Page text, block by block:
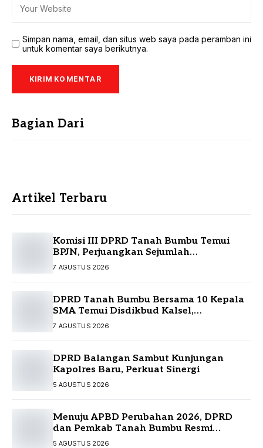
Simpan nama, email, dan situs web saya pada peramban ini
untuk komentar saya berikutnya.
Bagian Dari
Artikel Terbaru
Komisi III DPRD Tanah Bumbu Temui
BPJN, Perjuangkan Sejumlah
Infrastruktur Strategis
7 AGUSTUS 2026
DPRD Tanah Bumbu Bersama 10 Kepala
SMA Temui Disdikbud Kalsel,
Perjuangkan Kebutuhan Guru dan
7 AGUSTUS 2026
DPRD Balangan Sambut Kunjungan
Kapolres Baru, Perkuat Sinergi
5 AGUSTUS 2026
Menuju APBD Perubahan 2026, DPRD
dan Pemkab Tanah Bumbu Resmi
Sepakati KUA-PPAS
5 AGUSTUS 2026